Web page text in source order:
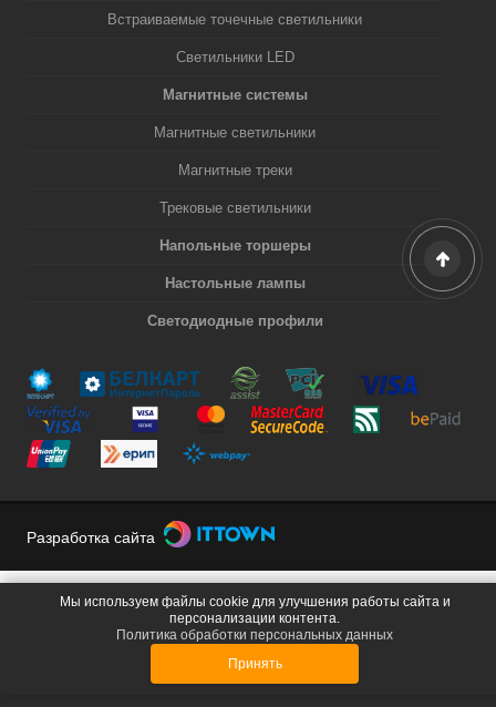
Встраиваемые точечные светильники
Светильники LED
Магнитные системы
Магнитные светильники
Магнитные треки
Трековые светильники
Напольные торшеры
Настольные лампы
Светодиодные профили
Разработка сайта
Мы используем файлы cookie для улучшения работы сайта и
персонализации контента.
Политика обработки персональных данных
Принять